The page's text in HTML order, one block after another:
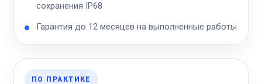
сохранения IP68
Гарантия до 12 месяцев на выполненные работы
ПО ПРАКТИКЕ